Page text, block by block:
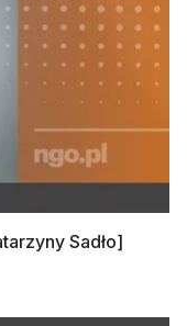
Sadło]